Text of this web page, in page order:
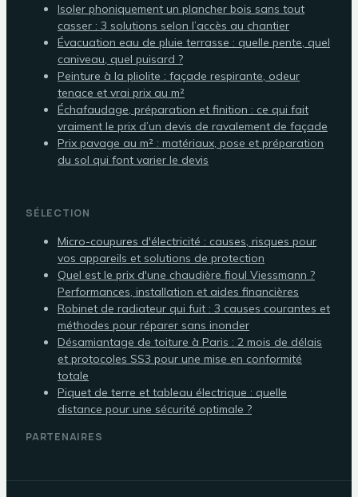
Isoler phoniquement un plancher bois sans tout
casser : 3 solutions selon l’accès au chantier
Évacuation eau de pluie terrasse : quelle pente, quel
caniveau, quel puisard ?
Peinture à la pliolite : façade respirante, odeur
tenace et vrai prix au m²
Échafaudage, préparation et finition : ce qui fait
vraiment le prix d’un devis de ravalement de façade
Prix pavage au m² : matériaux, pose et préparation
du sol qui font varier le devis
SÉLECTION
Micro-coupures d'électricité : causes, risques pour
vos appareils et solutions de protection
Quel est le prix d'une chaudière fioul Viessmann ?
Performances, installation et aides financières
Robinet de radiateur qui fuit : 3 causes courantes et
méthodes pour réparer sans inonder
Désamiantage de toiture à Paris : 2 mois de délais
et protocoles SS3 pour une mise en conformité
totale
Piquet de terre et tableau électrique : quelle
distance pour une sécurité optimale ?
PARTENAIRES